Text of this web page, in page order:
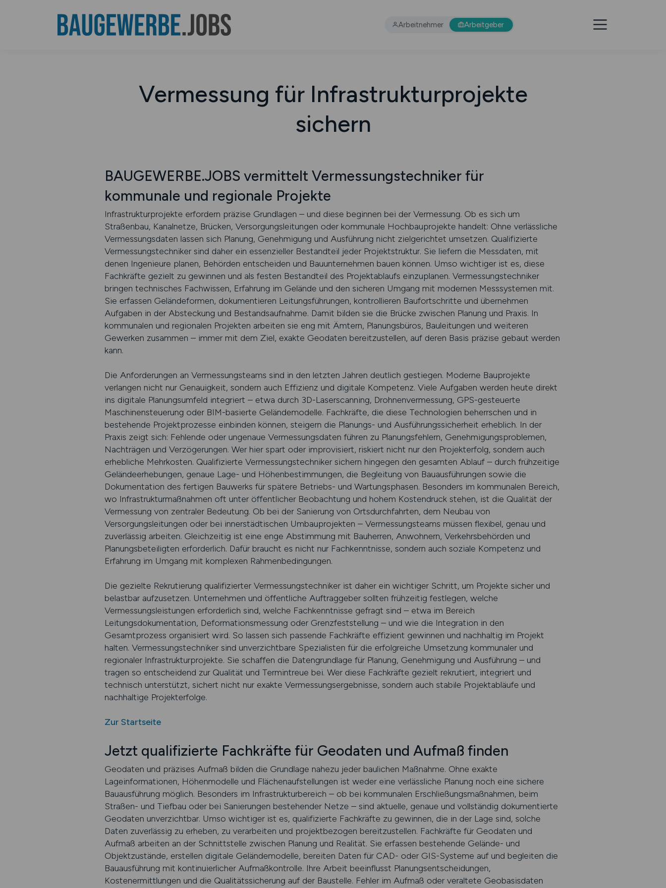
Arbeitnehmer Arbeitgeber
Vermessung für Infrastrukturprojekte
sichern
BAUGEWERBE.JOBS vermittelt Vermessungstechniker für
kommunale und regionale Projekte
Infrastrukturprojekte erfordern präzise Grundlagen – und diese beginnen bei der Vermessung. Ob es sich um
Straßenbau, Kanalnetze, Brücken, Versorgungsleitungen oder kommunale Hochbauprojekte handelt: Ohne verlässliche
Vermessungsdaten lassen sich Planung, Genehmigung und Ausführung nicht zielgerichtet umsetzen. Qualifizierte
Vermessungstechniker sind daher ein essenzieller Bestandteil jeder Projektstruktur. Sie liefern die Messdaten, mit
denen Ingenieure planen, Behörden entscheiden und Bauunternehmen bauen können. Umso wichtiger ist es, diese
Fachkräfte gezielt zu gewinnen und als festen Bestandteil des Projektablaufs einzuplanen. Vermessungstechniker
bringen technisches Fachwissen, Erfahrung im Gelände und den sicheren Umgang mit modernen Messsystemen mit.
Sie erfassen Geländeformen, dokumentieren Leitungsführungen, kontrollieren Baufortschritte und übernehmen
Aufgaben in der Absteckung und Bestandsaufnahme. Damit bilden sie die Brücke zwischen Planung und Praxis. In
kommunalen und regionalen Projekten arbeiten sie eng mit Ämtern, Planungsbüros, Bauleitungen und weiteren
Gewerken zusammen – immer mit dem Ziel, exakte Geodaten bereitzustellen, auf deren Basis präzise gebaut werden
kann.
Die Anforderungen an Vermessungsteams sind in den letzten Jahren deutlich gestiegen. Moderne Bauprojekte
verlangen nicht nur Genauigkeit, sondern auch Effizienz und digitale Kompetenz. Viele Aufgaben werden heute direkt
ins digitale Planungsumfeld integriert – etwa durch 3D-Laserscanning, Drohnenvermessung, GPS-gesteuerte
Maschinensteuerung oder BIM-basierte Geländemodelle. Fachkräfte, die diese Technologien beherrschen und in
bestehende Projektprozesse einbinden können, steigern die Planungs- und Ausführungssicherheit erheblich. In der
Praxis zeigt sich: Fehlende oder ungenaue Vermessungsdaten führen zu Planungsfehlern, Genehmigungsproblemen,
Nachträgen und Verzögerungen. Wer hier spart oder improvisiert, riskiert nicht nur den Projekterfolg, sondern auch
erhebliche Mehrkosten. Qualifizierte Vermessungstechniker sichern hingegen den gesamten Ablauf – durch frühzeitige
Geländeerhebungen, genaue Lage- und Höhenbestimmungen, die Begleitung von Bauausführungen sowie die
Dokumentation des fertigen Bauwerks für spätere Betriebs- und Wartungsphasen. Besonders im kommunalen Bereich,
wo Infrastrukturmaßnahmen oft unter öffentlicher Beobachtung und hohem Kostendruck stehen, ist die Qualität der
Vermessung von zentraler Bedeutung. Ob bei der Sanierung von Ortsdurchfahrten, dem Neubau von
Versorgungsleitungen oder bei innerstädtischen Umbauprojekten – Vermessungsteams müssen flexibel, genau und
zuverlässig arbeiten. Gleichzeitig ist eine enge Abstimmung mit Bauherren, Anwohnern, Verkehrsbehörden und
Planungsbeteiligten erforderlich. Dafür braucht es nicht nur Fachkenntnisse, sondern auch soziale Kompetenz und
Erfahrung im Umgang mit komplexen Rahmenbedingungen.
Die gezielte Rekrutierung qualifizierter Vermessungstechniker ist daher ein wichtiger Schritt, um Projekte sicher und
belastbar aufzusetzen. Unternehmen und öffentliche Auftraggeber sollten frühzeitig festlegen, welche
Vermessungsleistungen erforderlich sind, welche Fachkenntnisse gefragt sind – etwa im Bereich
Leitungsdokumentation, Deformationsmessung oder Grenzfeststellung – und wie die Integration in den
Gesamtprozess organisiert wird. So lassen sich passende Fachkräfte effizient gewinnen und nachhaltig im Projekt
halten. Vermessungstechniker sind unverzichtbare Spezialisten für die erfolgreiche Umsetzung kommunaler und
regionaler Infrastrukturprojekte. Sie schaffen die Datengrundlage für Planung, Genehmigung und Ausführung – und
tragen so entscheidend zur Qualität und Termintreue bei. Wer diese Fachkräfte gezielt rekrutiert, integriert und
technisch unterstützt, sichert nicht nur exakte Vermessungsergebnisse, sondern auch stabile Projektabläufe und
nachhaltige Projekterfolge.
Zur Startseite
Jetzt qualifizierte Fachkräfte für Geodaten und Aufmaß finden
Geodaten und präzises Aufmaß bilden die Grundlage nahezu jeder baulichen Maßnahme. Ohne exakte
Lageinformationen, Höhenmodelle und Flächenaufstellungen ist weder eine verlässliche Planung noch eine sichere
Bauausführung möglich. Besonders im Infrastrukturbereich – ob bei kommunalen Erschließungsmaßnahmen, beim
Straßen- und Tiefbau oder bei Sanierungen bestehender Netze – sind aktuelle, genaue und vollständig dokumentierte
Geodaten unverzichtbar. Umso wichtiger ist es, qualifizierte Fachkräfte zu gewinnen, die in der Lage sind, solche
Daten zuverlässig zu erheben, zu verarbeiten und projektbezogen bereitzustellen. Fachkräfte für Geodaten und
Aufmaß arbeiten an der Schnittstelle zwischen Planung und Realität. Sie erfassen bestehende Gelände- und
Objektzustände, erstellen digitale Geländemodelle, bereiten Daten für CAD- oder GIS-Systeme auf und begleiten die
Bauausführung mit kontinuierlicher Aufmaßkontrolle. Ihre Arbeit beeinflusst Planungsentscheidungen,
Kostenermittlungen und die Qualitätssicherung auf der Baustelle. Fehler im Aufmaß oder veraltete Geobasisdaten